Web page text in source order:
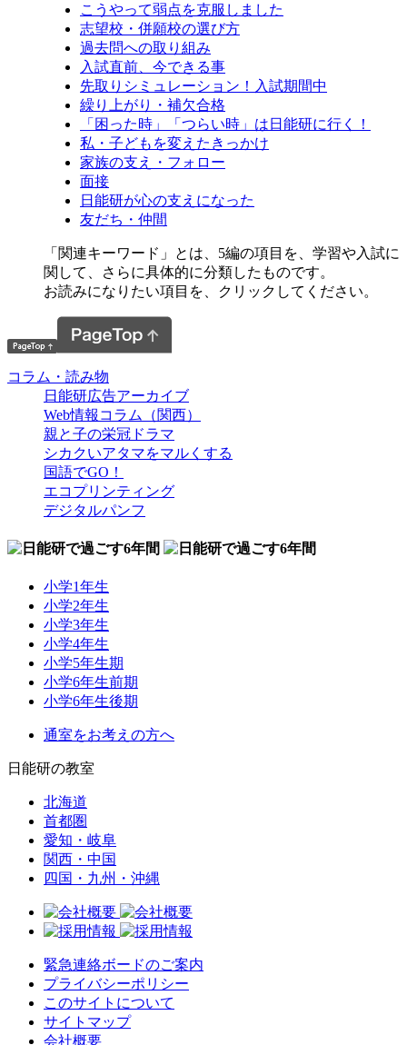
こうやって弱点を克服しました
志望校・併願校の選び方
過去問への取り組み
入試直前、今できる事
先取りシミュレーション！入試期間中
繰り上がり・補欠合格
「困った時」「つらい時」は日能研に行く！
私・子どもを変えたきっかけ
家族の支え・フォロー
面接
日能研が心の支えになった
友だち・仲間
「関連キーワード」とは、5編の項目を、学習や入試に
関して、さらに具体的に分類したものです。
お読みになりたい項目を、クリックしてください。
コラム・読み物
日能研広告アーカイブ
Web情報コラム（関西）
親と子の栄冠ドラマ
シカクいアタマをマルくする
国語でGO！
エコプリンティング
デジタルパンフ
小学1年生
小学2年生
小学3年生
小学4年生
小学5年生期
小学6年生前期
小学6年生後期
通室をお考えの方へ
日能研の教室
北海道
首都圏
愛知・岐阜
関西・中国
四国・九州・沖縄
緊急連絡ボードのご案内
プライバシーポリシー
このサイトについて
サイトマップ
会社概要